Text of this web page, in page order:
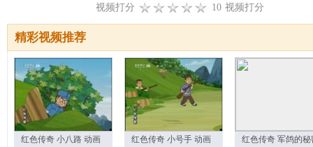
视频打分 10 视频打分
精彩视频推荐
红色传奇 小八路 动画
红色传奇 小号手 动画
红色传奇 军鸽的秘